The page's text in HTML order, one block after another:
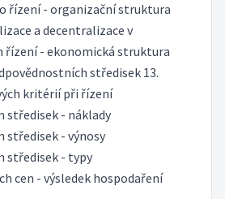
řízení - organizační struktura
a decentralizace v
řízení - ekonomická struktura
středisek 13.
kritérií při řízení
středisek - náklady
středisek - výnosy
středisek - typy
cen - výsledek hospodaření